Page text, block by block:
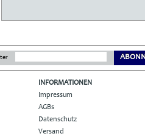
INFORMATIONEN
Impressum
AGBs
Datenschutz
Versand